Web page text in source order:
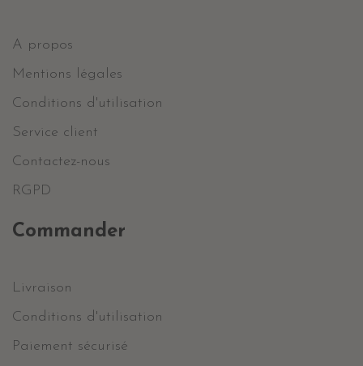
A propos
Mentions légales
Conditions d'utilisation
Service client
Contactez-nous
RGPD
Commander
Livraison
Conditions d'utilisation
Paiement sécurisé